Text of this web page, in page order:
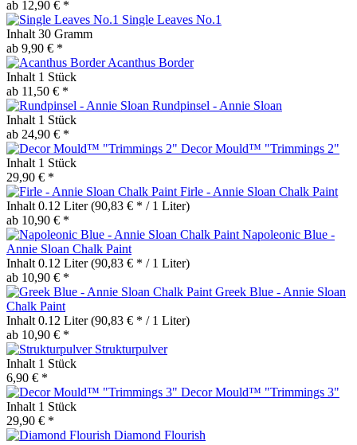
ab 12,90 € *
Single Leaves No.1
Inhalt 30 Gramm
ab 9,90 € *
Acanthus Border
Inhalt 1 Stück
ab 11,50 € *
Rundpinsel - Annie Sloan
Inhalt 1 Stück
ab 24,90 € *
Decor Mould™ "Trimmings 2"
Inhalt 1 Stück
29,90 € *
Firle - Annie Sloan Chalk Paint
Inhalt 0.12 Liter(90,83 € * / 1 Liter)
ab 10,90 € *
Napoleonic Blue -
Annie Sloan Chalk Paint
Inhalt 0.12 Liter(90,83 € * / 1 Liter)
ab 10,90 € *
Greek Blue - Annie Sloan
Chalk Paint
Inhalt 0.12 Liter(90,83 € * / 1 Liter)
ab 10,90 € *
Strukturpulver
Inhalt 1 Stück
6,90 € *
Decor Mould™ "Trimmings 3"
Inhalt 1 Stück
29,90 € *
Diamond Flourish